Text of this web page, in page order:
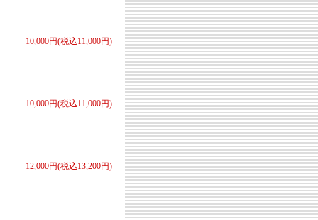
10,000円(税込11,000円)
10,000円(税込11,000円)
12,000円(税込13,200円)